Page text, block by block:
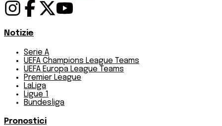
Notizie
Serie A
UEFA Champions League Teams
UEFA Europa League Teams
Premier League
LaLiga
Ligue 1
Bundesliga
Pronostici